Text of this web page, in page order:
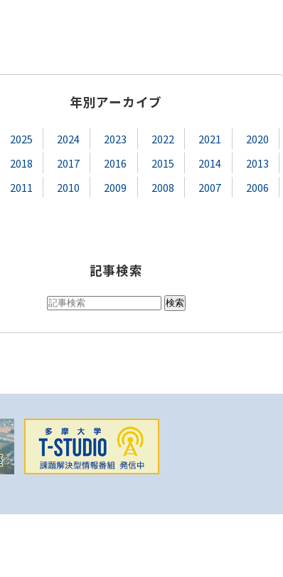
年別アーカイブ
2025 2024 2023 2022 2021
2020
2018 2017 2016 2015 2014
2013
2011 2010 2009 2008 2007
2006
記事検索